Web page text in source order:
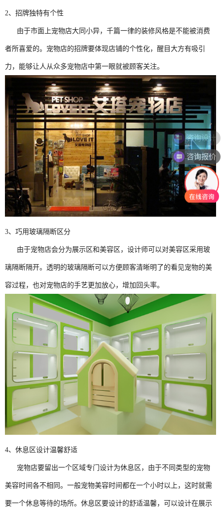
2、招牌独特有个性
由于市面上宠物店大同小异，千篇一律的装修风格是不能被消费
者所喜爱的。宠物店的招牌要体现店铺的个性化，醒目大方有吸引
力，能够让人从众多宠物店中第一眼就被顾客关注。
3、巧用玻璃隔断区分
由于宠物店会分为展示区和美容区，设计师可以对美容区采用玻
璃隔断隔开。透明的玻璃隔断可以方便顾客清晰明了的看见宠物的美
容过程，也对宠物店的手艺更加放心，增加回头率。
4、休息区设计温馨舒适
宠物店要留出一个区域专门设计为休息区，由于不同类型的宠物
美容时间各不相同。一般宠物美容时间都在一个小时以上，这时就需
要一个休息等待的场所。休息区要设计的舒适温馨，可以设计在展示
咨询报价